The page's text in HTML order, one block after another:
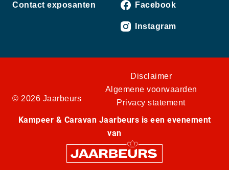
Contact exposanten Facebook
Instagram
© 2026 Jaarbeurs
Disclaimer
Algemene voorwaarden
Privacy statement
Kampeer & Caravan Jaarbeurs is een evenement
van